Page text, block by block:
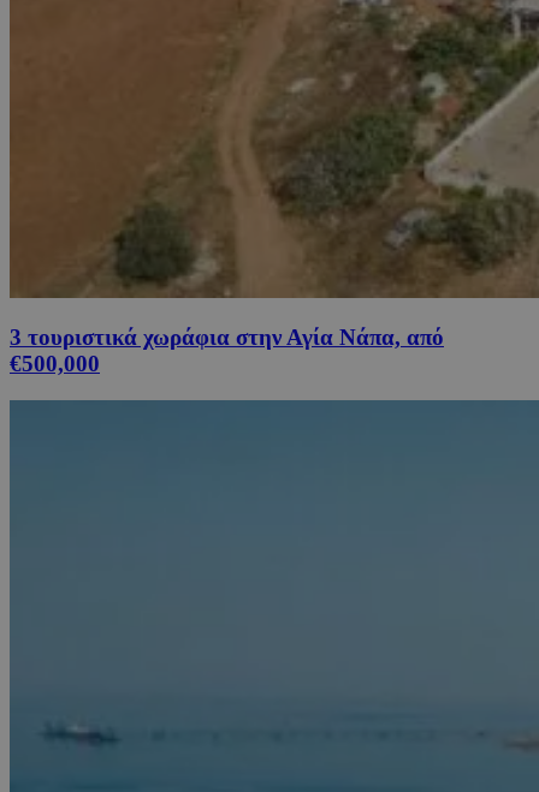
3 τουριστικά χωράφια στην Αγία Νάπα, από
€500,000